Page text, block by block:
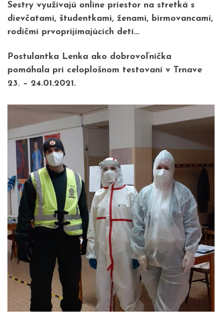
Sestry využívajú online priestor na stretká s
dievčatami, študentkami, ženami, birmovancami,
rodičmi prvoprijímajúcich detí…
Postulantka Lenka ako dobrovoľníčka
pomáhala pri celoplošnom testovaní v Trnave
23. – 24.01.2021.